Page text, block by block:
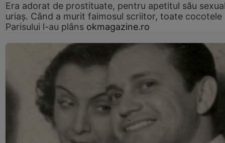
Era adorat de prostituate, pentru apetitul său
uriaș. Când a murit faimosul scriitor, toate cocotele
Parisului l-au plâns okmagazine.ro